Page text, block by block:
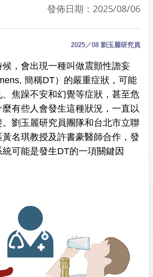
發佈日期：2025/08/06
2025／08 劉玉麗研究員
，會出現一種叫做震顫性譫妄
簡稱DT）的嚴重症狀，可能
焦躁不安和幻覺等症狀，甚至危
有些人會發生這種狀況，一直以
劉玉麗研究員團隊和台北市立聯
名琪教授及許書豪醫師合作，發
可能是發生DT的一項關鍵因